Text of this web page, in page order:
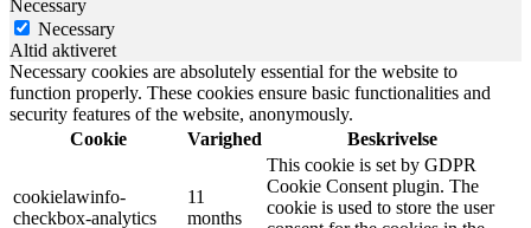
Necessary
Necessary
Altid aktiveret
Necessary cookies are absolutely essential for the website to
function properly. These cookies ensure basic functionalities and
security features of the website, anonymously.
Cookie
Varighed Beskrivelse
cookielawinfo-
checkbox-analytics
11
months
This cookie is set by GDPR
Cookie Consent plugin. The
cookie is used to store the user